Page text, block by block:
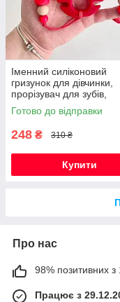
Іменний силіконовий
гризунок для дівчинки,
прорізувач для зубів,
Монстера (червоний)
Готово до відправки
248 ₴ 310 ₴
Купити
Про нас
98% позитивних з
Працює з